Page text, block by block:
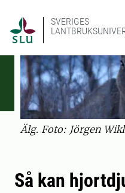
SVERIGES
Älg. Foto: Jörgen
Så kan